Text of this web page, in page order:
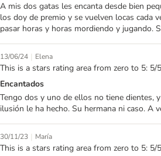
A mis dos gatas les encanta desde bien
los doy de premio y se vuelven locas cada
pasar horas y horas mordiendo y jugando.
13/06/24 | Elena
This is a stars rating area from zero to 5: 5/5
Encantados
Tengo dos y uno de ellos no tiene dientes,
ilusión le ha hecho. Su hermana ni caso. A
30/11/23 | María
This is a stars rating area from zero to 5: 5/5